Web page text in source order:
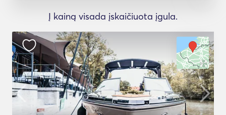
Į kainą visada įskaičiuota įgula.